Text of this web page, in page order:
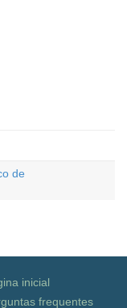
de
inicial
frequentes